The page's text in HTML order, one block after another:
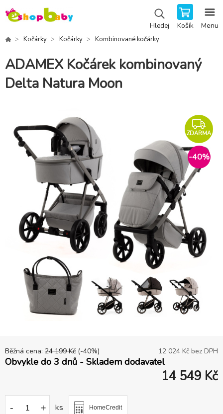
Hledej Košík Menu
Kočárky Kočárky Kombinované kočárky
ADAMEX Kočárek kombinovaný
Delta Natura Moon
ZDARMA
-40%
Běžná cena: 24 199 Kč (-40%) 12 024 Kč bez DPH
Obvykle do 3 dnů - Skladem dodavatel
14 549 Kč
- + ks HomeCredit